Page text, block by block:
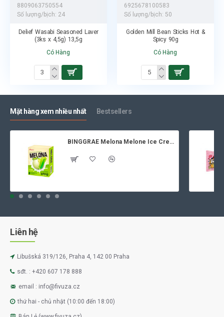
8809063750554
Số lượng/bịch: 24
Delief Wasabi Seasoned Laver
(3ks x 4,5g) 13,5g
Có Hàng
6925678100583
Số lượng/bịch: 50
Golden Mill Bean Sticks Hot &
Spicy 90g
Có Hàng
Mặt hàng xem nhiều nhất Bestsellers
BINGGRAE Melona Melone Ice Cream 8x70ml
Liên hệ
Libušská 319/126, Praha 4, 142 00 Praha
sđt. : +420 607 178 888
email : info@fivuza.cz
thứ hai - chủ nhật (10:00 đến 18:00)